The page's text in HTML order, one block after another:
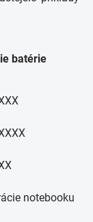
batérie
notebooku